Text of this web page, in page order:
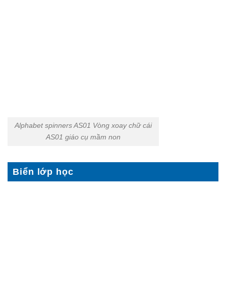
Alphabet spinners AS01 Vòng xoay chữ cái
AS01 giáo cụ mầm non
Biển lớp học